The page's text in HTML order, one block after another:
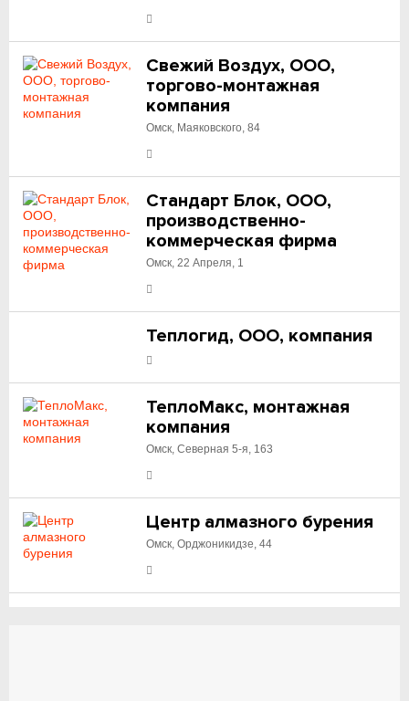
Свежий Воздух, ООО,
торгово-монтажная
компания
Омск, Маяковского, 84
Стандарт Блок, ООО,
производственно-
коммерческая фирма
Омск, 22 Апреля, 1
Теплогид, ООО, компания
ТеплоМакс, монтажная
компания
Омск, Северная 5-я, 163
Центр алмазного бурения
Омск, Орджоникидзе, 44